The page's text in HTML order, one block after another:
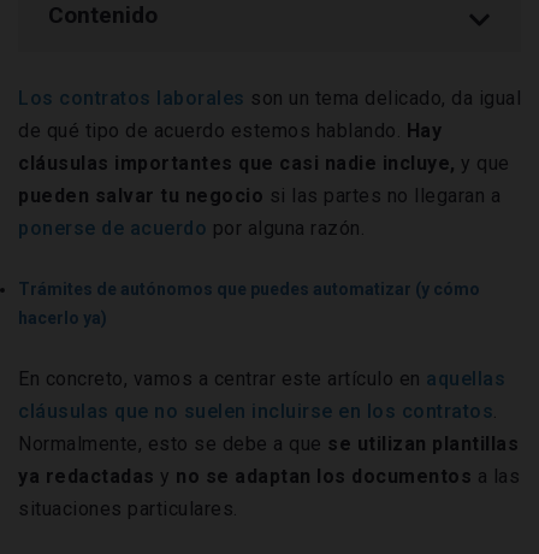
Contenido
Los contratos laborales son un tema delicado, da igual
de qué tipo de acuerdo estemos hablando. Hay
cláusulas importantes que casi nadie incluye, y que
pueden salvar tu negocio si las partes no llegaran a
ponerse de acuerdo por alguna razón.
Trámites de autónomos que puedes automatizar (y cómo
hacerlo ya)
En concreto, vamos a centrar este artículo en aquellas
cláusulas que no suelen incluirse en los contratos.
Normalmente, esto se debe a que se utilizan plantillas
ya redactadas y no se adaptan los documentos a las
situaciones particulares.